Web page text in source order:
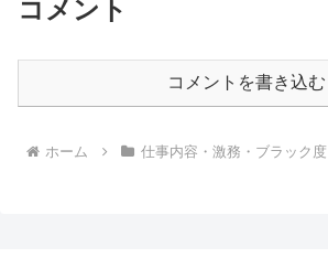
コメント
コメントを書き込む
ホーム 仕事内容・激務・ブラック度